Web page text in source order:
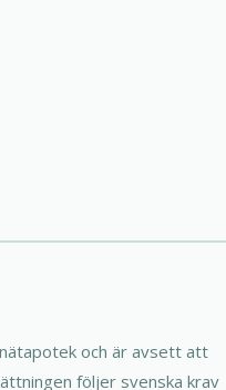
och är avsett att
följer svenska krav